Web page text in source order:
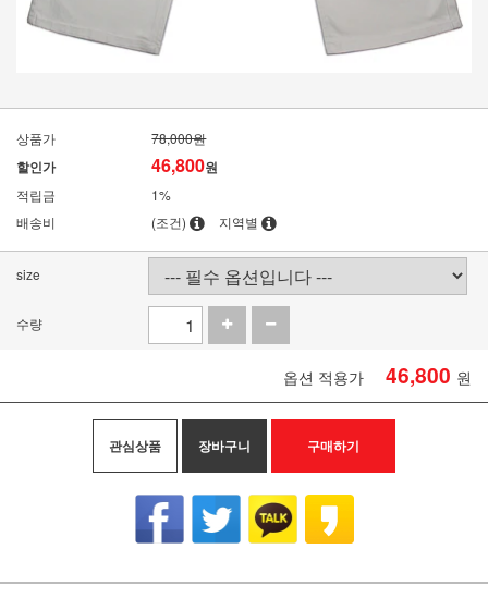
상품가 78,000원
할인가 46,800원
적립금
1%
배송비
(조건) 지역별
size
수량
옵션 적용가 46,800 원
관심상품 장바구니 구매하기